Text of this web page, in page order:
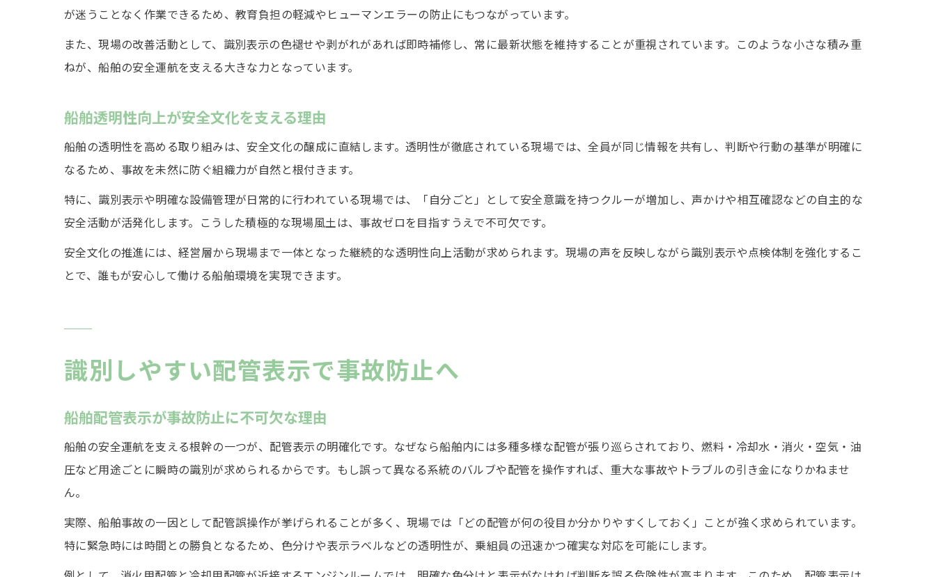
が迷うことなく作業できるため、教育負担の軽減やヒューマンエラーの防止にもつながっています。
また、現場の改善活動として、識別表示の色褪せや剥がれがあれば即時補修し、常に最新状態を維持することが重視されています。このような小さな積み重
ねが、船舶の安全運航を支える大きな力となっています。
船舶透明性向上が安全文化を支える理由
船舶の透明性を高める取り組みは、安全文化の醸成に直結します。透明性が徹底されている現場では、全員が同じ情報を共有し、判断や行動の基準が明確に
なるため、事故を未然に防ぐ組織力が自然と根付きます。
特に、識別表示や明確な設備管理が日常的に行われている現場では、「自分ごと」として安全意識を持つクルーが増加し、声かけや相互確認などの自主的な
安全活動が活発化します。こうした積極的な現場風土は、事故ゼロを目指すうえで不可欠です。
安全文化の推進には、経営層から現場まで一体となった継続的な透明性向上活動が求められます。現場の声を反映しながら識別表示や点検体制を強化するこ
とで、誰もが安心して働ける船舶環境を実現できます。
識別しやすい配管表示で事故防止へ
船舶配管表示が事故防止に不可欠な理由
船舶の安全運航を支える根幹の一つが、配管表示の明確化です。なぜなら船舶内には多種多様な配管が張り巡らされており、燃料・冷却水・消火・空気・油
圧など用途ごとに瞬時の識別が求められるからです。もし誤って異なる系統のバルブや配管を操作すれば、重大な事故やトラブルの引き金になりかねませ
ん。
実際、船舶事故の一因として配管誤操作が挙げられることが多く、現場では「どの配管が何の役目か分かりやすくしておく」ことが強く求められています。
特に緊急時には時間との勝負となるため、色分けや表示ラベルなどの透明性が、乗組員の迅速かつ確実な対応を可能にします。